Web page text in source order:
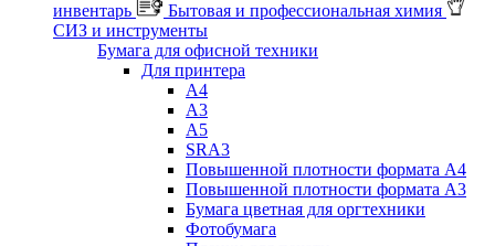
инвентарь
Бытовая и профессиональная химия
СИЗ и инструменты
Бумага для офисной техники
Для принтера
А4
А3
А5
SRA3
Повышенной плотности формата А4
Повышенной плотности формата А3
Бумага цветная для оргтехники
Фотобумага